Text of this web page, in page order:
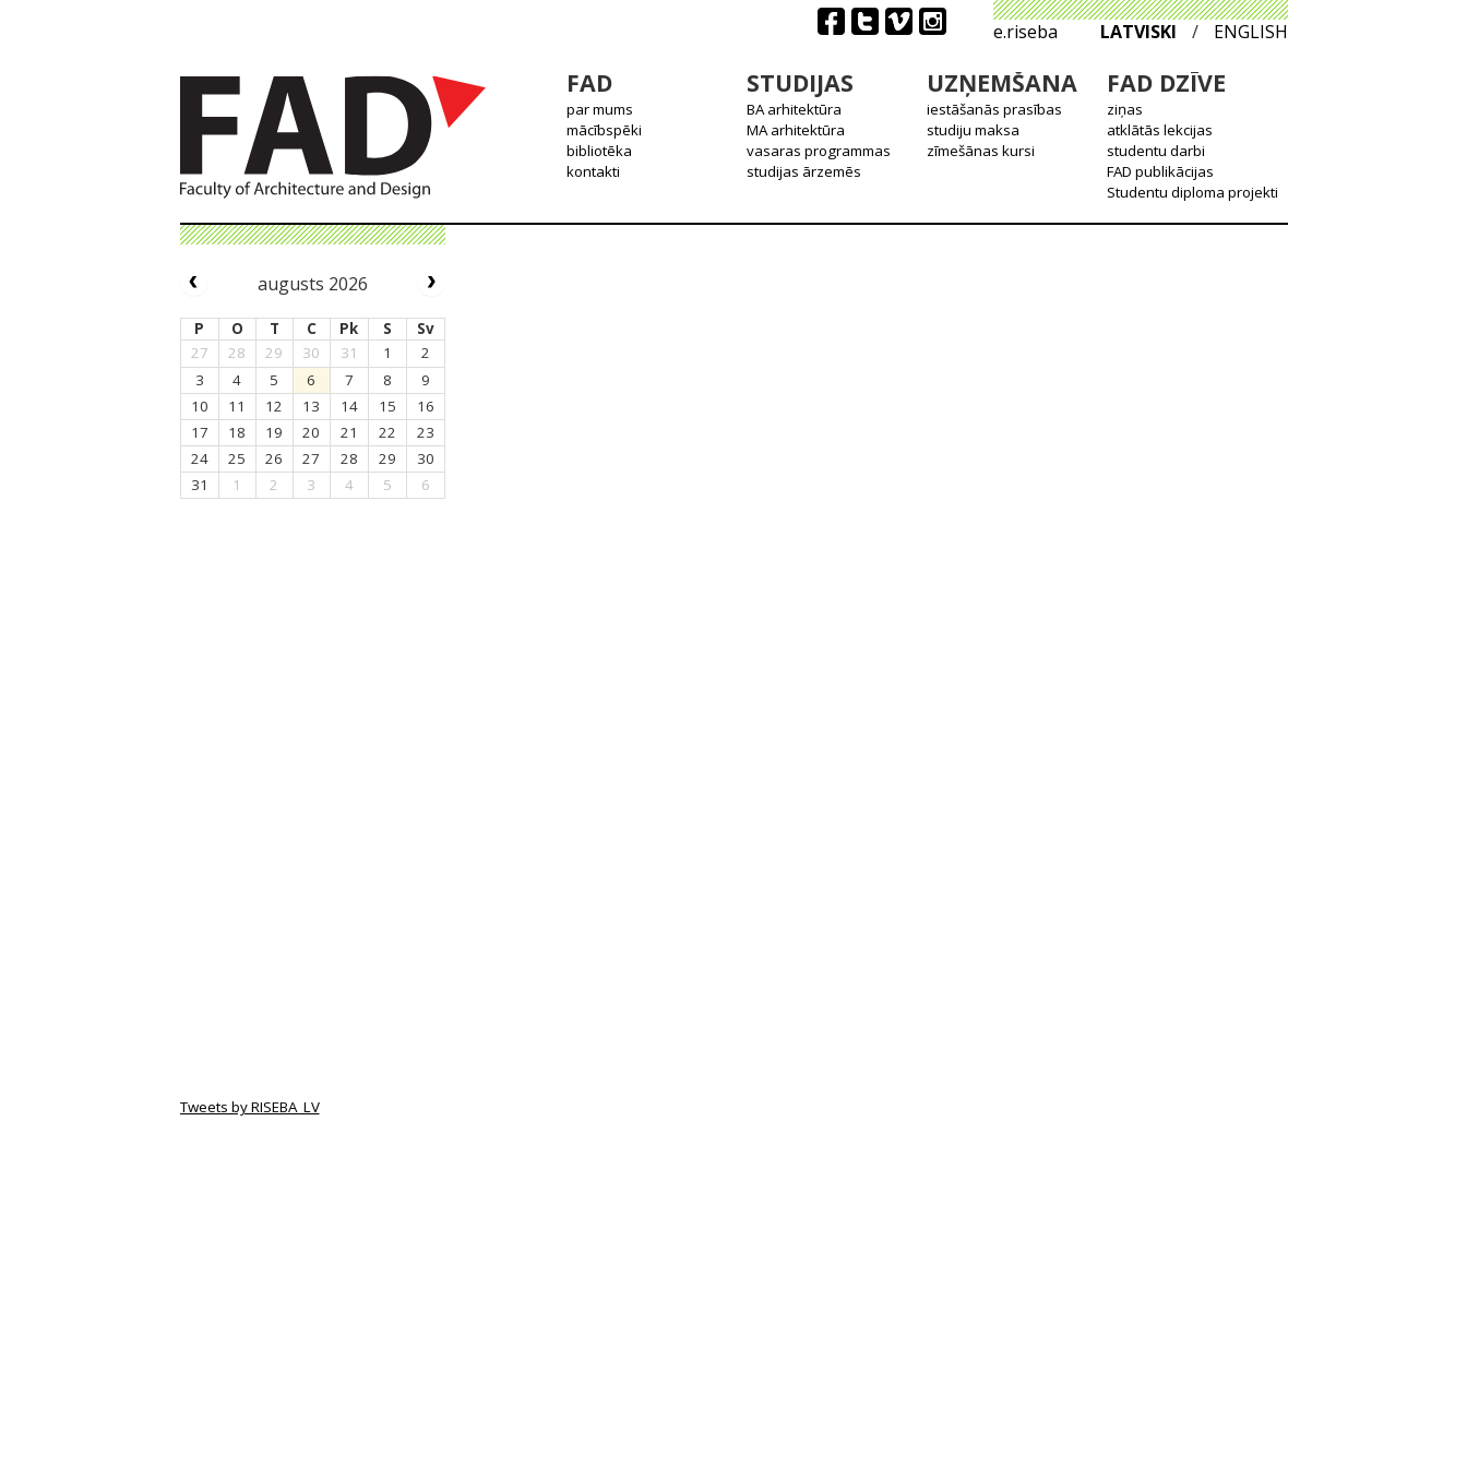
e.riseba LATVISKI / ENGLISH
FAD
par mums
mācībspēki
bibliotēka
kontakti
STUDIJAS
BA arhitektūra
MA arhitektūra
vasaras programmas
studijas ārzemēs
UZŅEMŠANA
iestāšanās prasības
studiju maksa
zīmešānas kursi
FAD DZĪVE
ziņas
atklātās lekcijas
studentu darbi
FAD publikācijas
Studentu diploma projekti
augusts 2026
P O T C Pk S
Sv
27
28 29 30 31 1
2
3
4 5 6 7 8
9
10
11 12 13 14 15
16
17
18 19 20 21 22
23
24
25 26 27 28 29
30
31
1 2 3 4 5 6
Tweets by RISEBA_LV